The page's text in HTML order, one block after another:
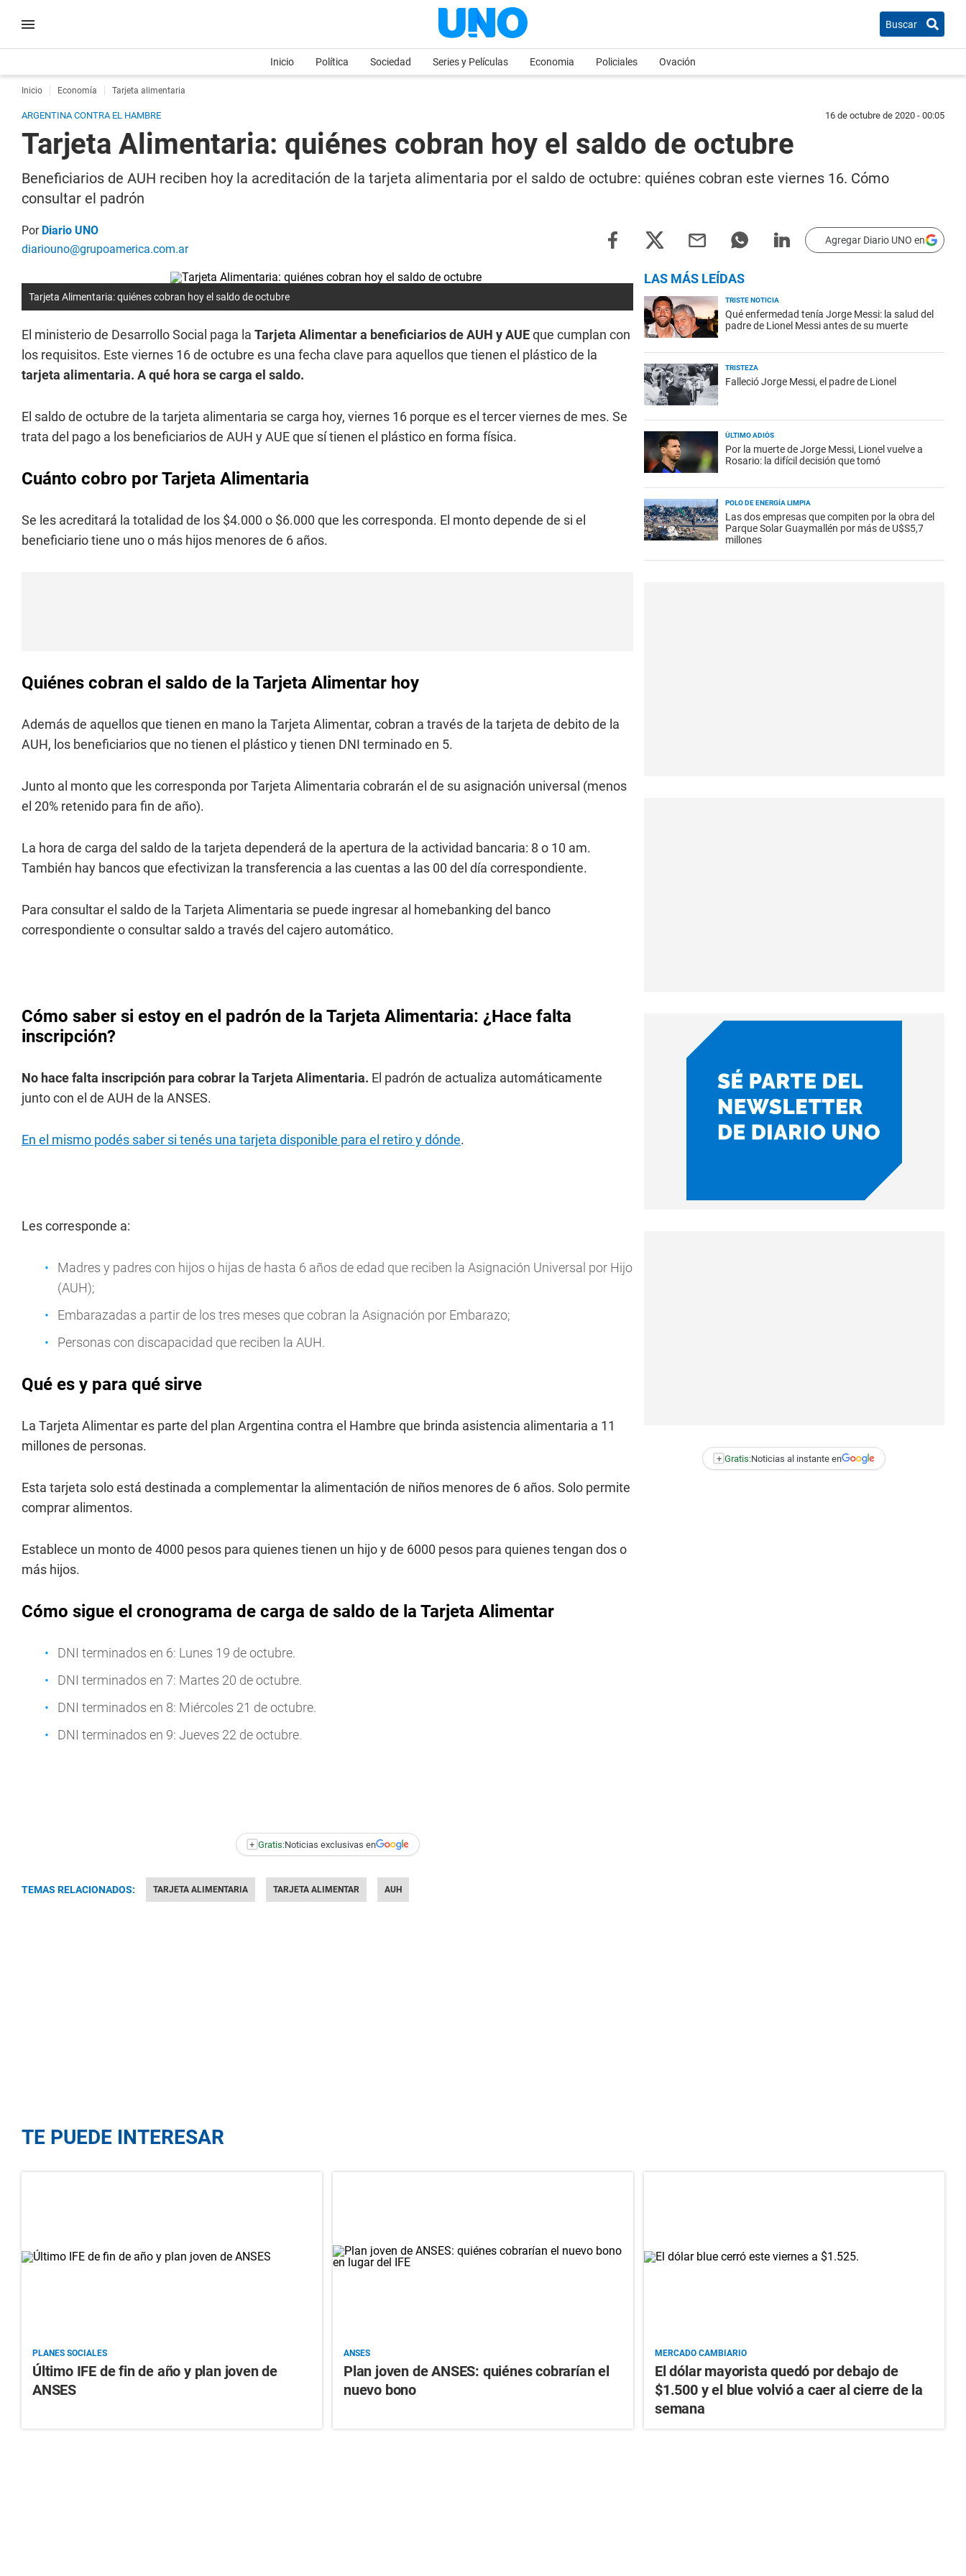
Buscar
Inicio Política Sociedad Series y Películas Economia Policiales Ovación
Inicio Economía Tarjeta alimentaria
ARGENTINA CONTRA EL HAMBRE 16 de octubre de 2020 - 00:05
Tarjeta Alimentaria: quiénes cobran hoy el saldo de octubre
Beneficiarios de AUH reciben hoy la acreditación de la tarjeta alimentaria por el saldo de octubre: quiénes cobran este viernes 16. Cómo
consultar el padrón
Por Diario UNO
diariouno@grupoamerica.com.ar
Agregar Diario UNO en
Tarjeta Alimentaria: quiénes cobran hoy el saldo de octubre
El ministerio de Desarrollo Social paga la Tarjeta Alimentar a beneficiarios de AUH y AUEque cumplan con
los requisitos. Este viernes 16 de octubre es una fecha clave para aquellos que tienen el plástico de la
tarjeta alimentaria. A qué hora se carga el saldo.
El saldo de octubre de la tarjeta alimentaria se carga hoy, viernes 16 porque es el tercer viernes de mes. Se
trata del pago a los beneficiarios de AUH y AUE que sí tienen el plástico en forma física.
Cuánto cobro por Tarjeta Alimentaria
Se les acreditará la totalidad de los $4.000 o $6.000 que les corresponda. El monto depende de si el
beneficiario tiene uno o más hijos menores de 6 años.
Quiénes cobran el saldo de la Tarjeta Alimentar hoy
Además de aquellos que tienen en mano la Tarjeta Alimentar, cobran a través de la tarjeta de debito de la
AUH, los beneficiarios que no tienen el plástico y tienen DNI terminado en 5.
Junto al monto que les corresponda por Tarjeta Alimentaria cobrarán el de su asignación universal (menos
el 20% retenido para fin de año).
La hora de carga del saldo de la tarjeta dependerá de la apertura de la actividad bancaria: 8 o 10 am.
También hay bancos que efectivizan la transferencia a las cuentas a las 00 del día correspondiente.
Para consultar el saldo de la Tarjeta Alimentaria se puede ingresar al homebanking del banco
correspondiente o consultar saldo a través del cajero automático.
Cómo saber si estoy en el padrón de la Tarjeta Alimentaria: ¿Hace falta
inscripción?
No hace falta inscripción para cobrar la Tarjeta Alimentaria. El padrón de actualiza automáticamente
junto con el de AUH de la ANSES.
En el mismo podés saber si tenés una tarjeta disponible para el retiro y dónde.
Les corresponde a:
Madres y padres con hijos o hijas de hasta 6 años de edad que reciben la Asignación Universal por Hijo
(AUH);
Embarazadas a partir de los tres meses que cobran la Asignación por Embarazo;
Personas con discapacidad que reciben la AUH.
Qué es y para qué sirve
La Tarjeta Alimentar es parte del plan Argentina contra el Hambre que brinda asistencia alimentaria a 11
millones de personas.
Esta tarjeta solo está destinada a complementar la alimentación de niños menores de 6 años. Solo permite
comprar alimentos.
Establece un monto de 4000 pesos para quienes tienen un hijo y de 6000 pesos para quienes tengan dos o
más hijos.
Cómo sigue el cronograma de carga de saldo de la Tarjeta Alimentar
DNI terminados en 6: Lunes 19 de octubre.
DNI terminados en 7: Martes 20 de octubre.
DNI terminados en 8: Miércoles 21 de octubre.
DNI terminados en 9: Jueves 22 de octubre.
+ Gratis:Noticias exclusivas en
TEMAS RELACIONADOS: TARJETA ALIMENTARIA TARJETA ALIMENTAR AUH
LAS MÁS LEÍDAS
TRISTE NOTICIA
Qué enfermedad tenía Jorge Messi: la salud del
padre de Lionel Messi antes de su muerte
TRISTEZA
Falleció Jorge Messi, el padre de Lionel
ÚLTIMO ADIÓS
Por la muerte de Jorge Messi, Lionel vuelve a
Rosario: la difícil decisión que tomó
POLO DE ENERGÍA LIMPIA
Las dos empresas que compiten por la obra del
Parque Solar Guaymallén por más de U$S5,7
millones
+ Gratis:Noticias al instante en
TE PUEDE INTERESAR
PLANES SOCIALES
Último IFE de fin de año y plan joven de
ANSES
ANSES
Plan joven de ANSES: quiénes cobrarían el
nuevo bono
MERCADO CAMBIARIO
El dólar mayorista quedó por debajo de
$1.500 y el blue volvió a caer al cierre de la
semana